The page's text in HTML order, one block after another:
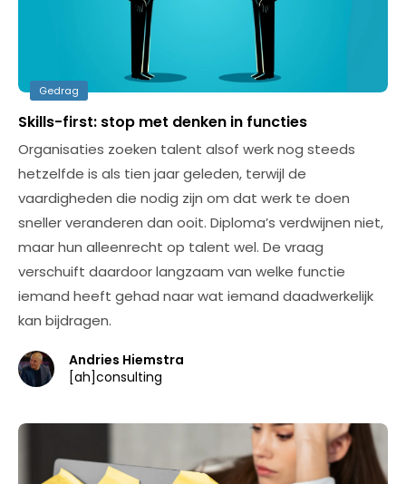
Gedrag
Skills-first: stop met denken in functies
Organisaties zoeken talent alsof werk nog steeds
hetzelfde is als tien jaar geleden, terwijl de
vaardigheden die nodig zijn om dat werk te doen
sneller veranderen dan ooit. Diploma’s verdwijnen niet,
maar hun alleenrecht op talent wel. De vraag
verschuift daardoor langzaam van welke functie
iemand heeft gehad naar wat iemand daadwerkelijk
kan bijdragen.
Andries Hiemstra
[ah]consulting